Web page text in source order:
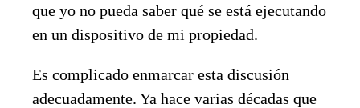
que yo no pueda saber qué se está ejecutando
en un dispositivo de mi propiedad.
Es complicado enmarcar esta discusión
adecuadamente. Ya hace varias décadas que